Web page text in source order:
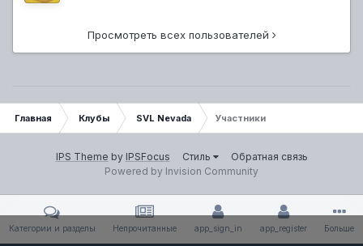
Просмотреть всех пользователей
Главная Клубы SVL Nevada Участники
IPS Theme by IPSFocus Стиль
Обратная связь
Powered by Invision Community
Категории и разделы Непрочитанные app_sign_in app_register Больше